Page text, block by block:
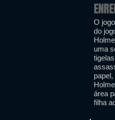
O
do
uma
área
filha